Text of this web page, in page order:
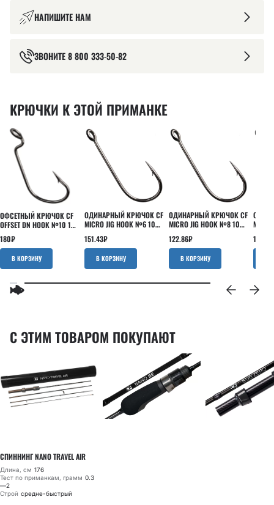
НАПИШИТЕ НАМ
ЗВОНИТЕ8 800 333-50-82
КРЮЧКИ К ЭТОЙ ПРИМАНКЕ
ОФСЕТНЫЙ КРЮЧОК CF
OFFSET DN HOOK №10 10
ШТ
180₽
В КОРЗИНУ
ОДИНАРНЫЙ КРЮЧОК CF
MICRO JIG HOOK №6 10
ШТ
151.43₽
В КОРЗИНУ
ОДИНАРНЫЙ КРЮЧОК CF
MICRO JIG HOOK №8 10
ШТ
122.86₽
В КОРЗИНУ
ШТ
151.43
С ЭТИМ ТОВАРОМ ПОКУПАЮТ
СПИННИНГ NANO TRAVEL AIR
Длина, см 176
Тест по приманкам, грамм 0.3
—2
Строй средне-быстрый